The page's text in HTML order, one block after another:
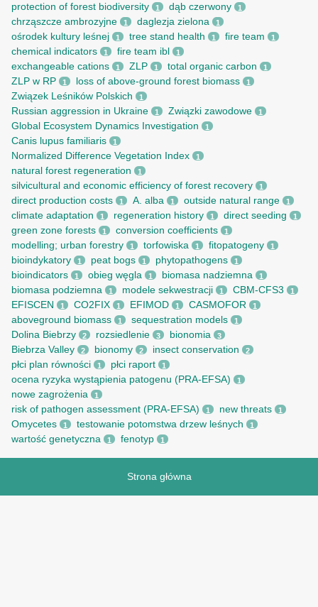
protection of forest biodiversity 1 dąb czerwony 1
chrząszcze ambrozyjne 1 daglezja zielona 1
ośrodek kultury leśnej 1 tree stand health 1 fire team 1
chemical indicators 1 fire team ibl 1
exchangeable cations 1 ZLP 1 total organic carbon 1
ZLP w RP 1 loss of above-ground forest biomass 1
Związek Leśników Polskich 1
Russian aggression in Ukraine 1 Związki zawodowe 1
Global Ecosystem Dynamics Investigation 1
Canis lupus familiaris 1
Normalized Difference Vegetation Index 1
natural forest regeneration 1
silvicultural and economic efficiency of forest recovery 1
direct production costs 1 A. alba 1 outside natural range 1
climate adaptation 1 regeneration history 1 direct seeding 1
green zone forests 1 conversion coefficients 1
modelling; urban forestry 1 torfowiska 1 fitopatogeny 1
bioindykatory 1 peat bogs 1 phytopathogens 1
bioindicators 1 obieg węgla 1 biomasa nadziemna 1
biomasa podziemna 1 modele sekwestracji 1 CBM-CFS3 1
EFISCEN 1 CO2FIX 1 EFIMOD 1 CASMOFOR 1
aboveground biomass 1 sequestration models 1
Dolina Biebrzy 2 rozsiedlenie 3 bionomia 3
Biebrza Valley 2 bionomy 2 insect conservation 2
płci plan równości 1 płci raport 1
ocena ryzyka wystąpienia patogenu (PRA-EFSA) 1
nowe zagrożenia 1
risk of pathogen assessment (PRA-EFSA) 1 new threats 1
Omycetes 1 testowanie potomstwa drzew leśnych 1
wartość genetyczna 1 fenotyp 1
Strona główna